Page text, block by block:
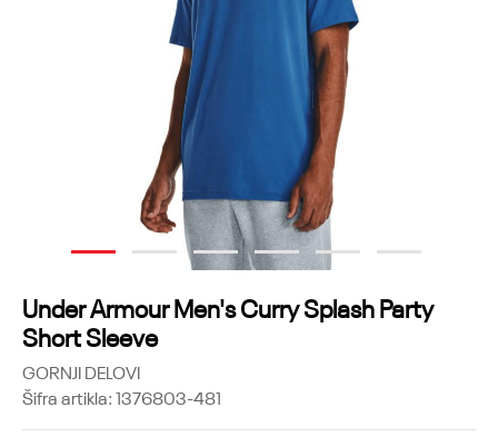
1 2 3 4 5 6
Under Armour Men's Curry Splash Party
Short Sleeve
GORNJI DELOVI
Šifra artikla:1376803-481